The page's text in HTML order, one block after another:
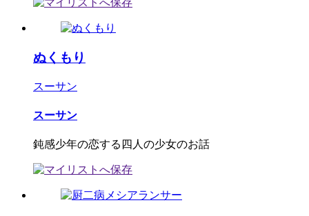
ぬくもり
スーサン
スーサン
鈍感少年の恋する四人の少女のお話